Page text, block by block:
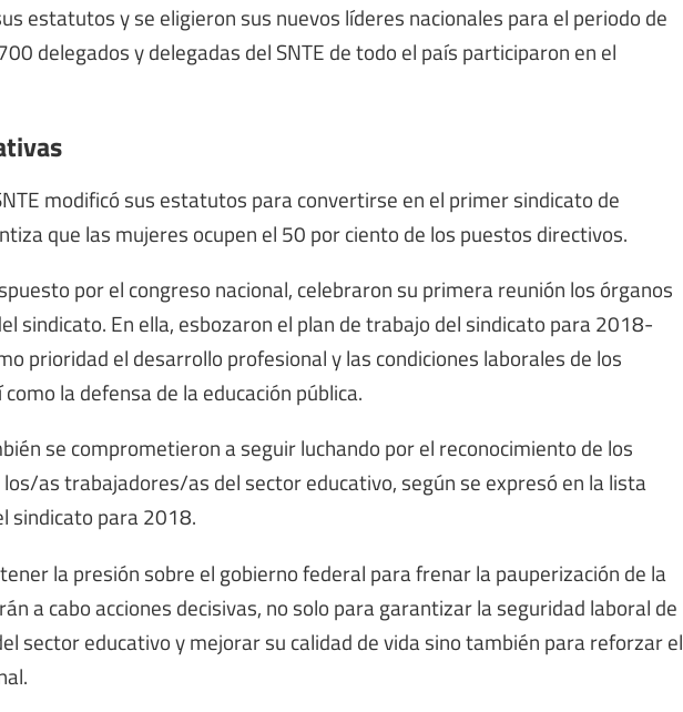
estatutos y se eligieron sus nuevos líderes nacionales para el periodo de
delegados y delegadas del SNTE de todo el país participaron en el
modificó sus estatutos para convertirse en el primer sindicato de
que las mujeres ocupen el 50 por ciento de los puestos directivos.
por el congreso nacional, celebraron su primera reunión los órganos
sindicato. En ella, esbozaron el plan de trabajo del sindicato para 2018-
prioridad el desarrollo profesional y las condiciones laborales de los
la defensa de la educación pública.
se comprometieron a seguir luchando por el reconocimiento de los
as trabajadores/as del sector educativo, según se expresó en la lista
sindicato para 2018.
la presión sobre el gobierno federal para frenar la pauperización de la
a cabo acciones decisivas, no solo para garantizar la seguridad laboral de
sector educativo y mejorar su calidad de vida sino también para reforzar el